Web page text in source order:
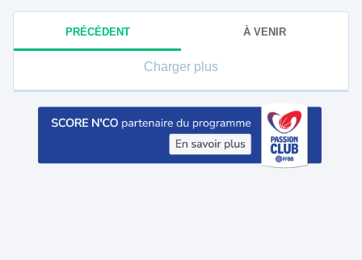
PRÉCÉDENT À VENIR
Charger plus